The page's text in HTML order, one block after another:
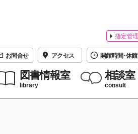
指定管
お問合せ アクセス 開館時間･休館
図書情報室
library
相談室
consult